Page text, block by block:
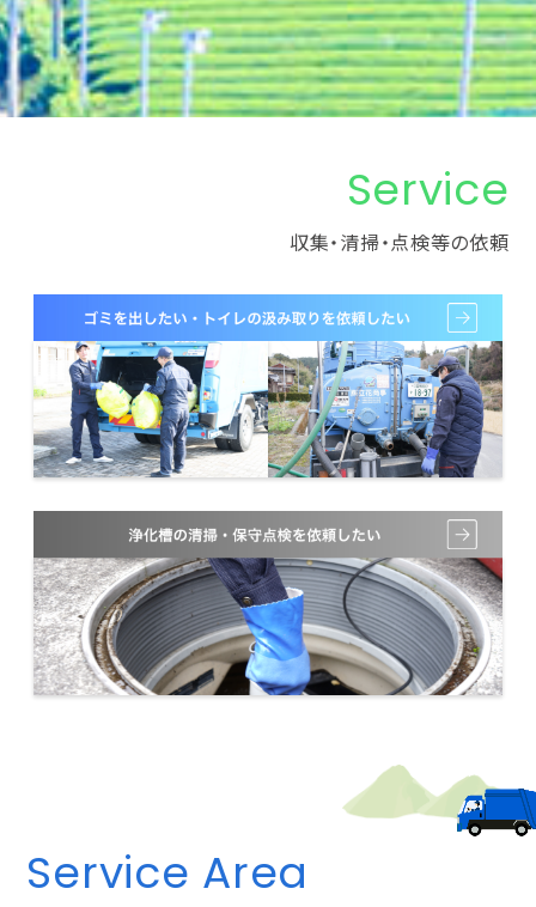
Service
収集・清掃・点検等の依頼
Service Area